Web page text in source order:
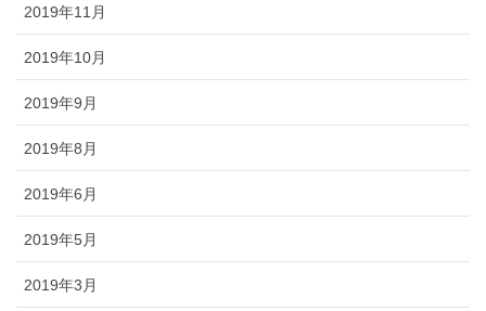
2019年11月
2019年10月
2019年9月
2019年8月
2019年6月
2019年5月
2019年3月